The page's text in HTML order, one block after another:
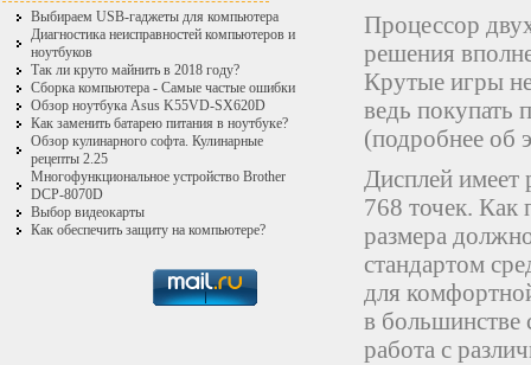
Выбираем USB-гаджеты для компьютера
Диагностика неисправностей компьютеров и
ноутбуков
Так ли круто майнить в 2018 году?
Сборка компьютера - Самые частые ошибки
Обзор ноутбука Asus K55VD-SX620D
Как заменить батарею питания в ноутбуке?
Обзор кулинарного софта. Кулинарные
рецепты 2.25
Многофункциональное устройство Brother
DCP-8070D
Выбор видеокарты
Как обеспечить защиту на компьютере?
Процессор
решения
Крутые игры не
ведь покупать
(подробнее об
Дисплей имеет
768 точек. Как
размера
стандартом
для
в большинстве
работа с